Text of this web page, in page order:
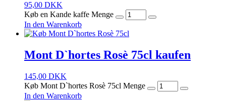
95,00 DKK
Køb en Kande kaffe Menge
In den Warenkorb
Mont D`hortes Rosè 75cl kaufen
145,00 DKK
Køb Mont D`hortes Rosè 75cl Menge
In den Warenkorb